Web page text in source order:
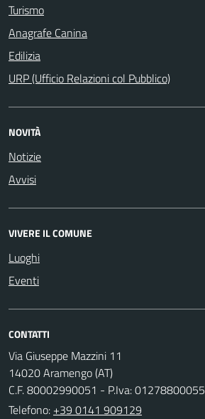
Turismo
Anagrafe Canina
Edilizia
URP (Ufficio Relazioni col Pubblico)
NOVITÀ
Notizie
Avvisi
VIVERE IL COMUNE
Luoghi
Eventi
CONTATTI
Via Giuseppe Mazzini 11
14020 Aramengo (AT)
C.F. 80002990051 - P.Iva: 01278800055
Telefono: +39 0141 909129